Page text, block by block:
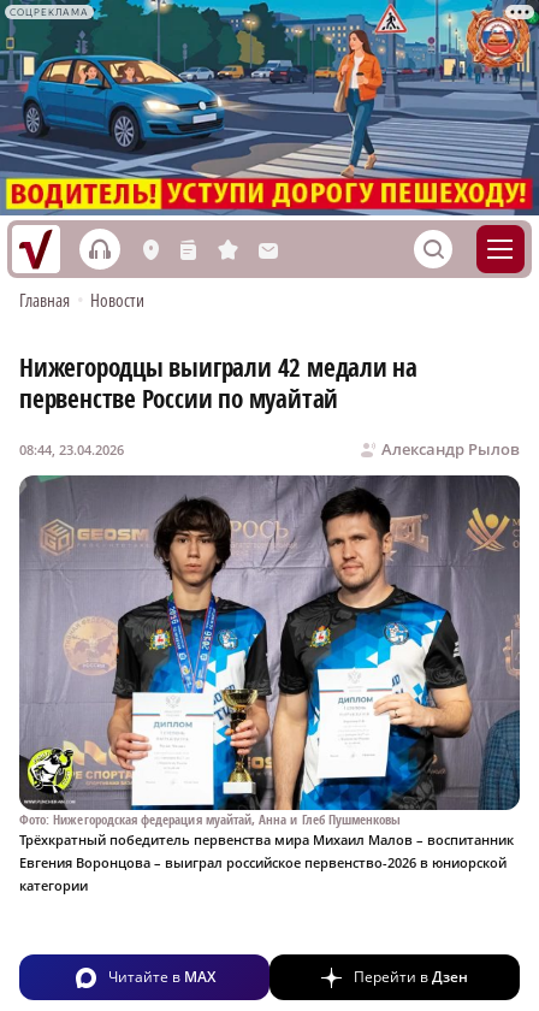
СОЦРЕКЛАМА
h L n s M S
Главная • Новости
Нижегородцы выиграли 42 медали на
первенстве России по муайтай
Александр Рылов
08:44, 23.04.2026
Фото: Нижегородская федерация муайтай, Анна и Глеб Пушменковы
Трёхкратный победитель первенства мира Михаил Малов – воспитанник
Евгения Воронцова – выиграл российское первенство-2026 в юниорской
категории
Читайте в MAX Перейти вДзен